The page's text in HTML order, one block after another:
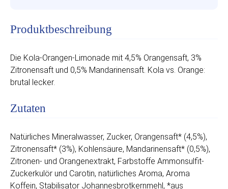
Produktbeschreibung
Die Kola-Orangen-Limonade mit 4,5% Orangensaft, 3%
Zitronensaft und 0,5% Mandarinensaft. Kola vs. Orange:
brutal lecker.
Zutaten
Natürliches Mineralwasser, Zucker, Orangensaft* (4,5%),
Zitronensaft* (3%), Kohlensäure, Mandarinensaft* (0,5%),
Zitronen- und Orangenextrakt, Farbstoffe Ammonsulfit-
Zuckerkulör und Carotin, natürliches Aroma, Aroma
Koffein, Stabilisator Johannesbrotkernmehl, *aus